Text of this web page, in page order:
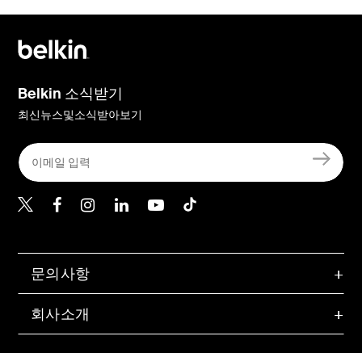
문의사항
회사소개
Belkin 소식받기
최신뉴스및소식받아보기
Belkin Twitter